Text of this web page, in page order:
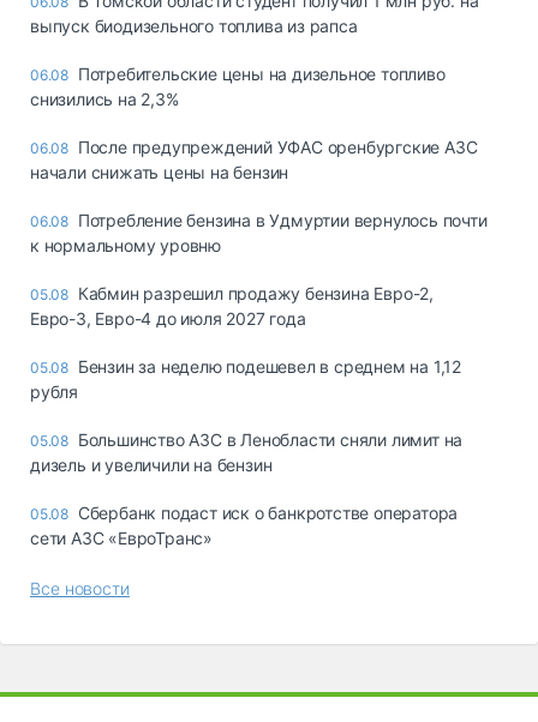
выпуск биодизельного топлива из рапса
06.08 Потребительские цены на дизельное топливо
снизились на 2,3%
06.08 После предупреждений УФАС оренбургские АЗС
начали снижать цены на бензин
06.08 Потребление бензина в Удмуртии вернулось почти
к нормальному уровню
05.08 Кабмин разрешил продажу бензина Евро-2,
Евро-3, Евро-4 до июля 2027 года
05.08 Бензин за неделю подешевел в среднем на 1,12
рубля
05.08 Большинство АЗС в Ленобласти сняли лимит на
дизель и увеличили на бензин
05.08 Сбербанк подаст иск о банкротстве оператора
сети АЗС «ЕвроТранс»
Все новости